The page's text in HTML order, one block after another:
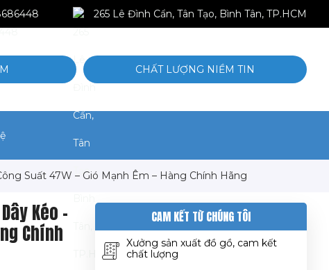
265 Lê Đình Cẩn, Tân Tạo, Bình Tân, TP.HCM
CHẤT LƯỢNG NIỀM TIN
Suất 47W – Gió Mạnh Êm – Hàng Chính Hãng
Kéo –
Chính
CAM KẾT TỪ CHÚNG TÔI
Xưởng sản xuất đồ gồ, cam kết
chất lượng